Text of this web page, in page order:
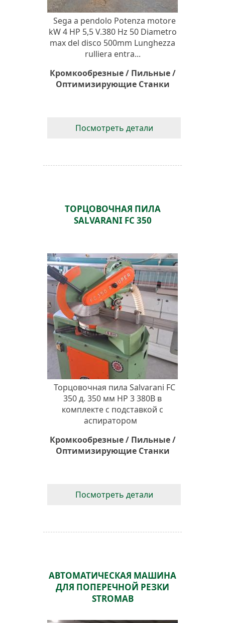
Sega a pendolo Potenza motore
kW 4 HP 5,5 V.380 Hz 50 Diametro
max del disco 500mm Lunghezza
rulliera entra...
Кромкообрезные / Пильные /
Оптимизирующие Станки
Посмотреть детали
ТОРЦОВОЧНАЯ ПИЛА
SALVARANI FC 350
Торцовочная пила Salvarani FC
350 д. 350 мм HP 3 380В в
комплекте с подставкой с
аспиратором
Кромкообрезные / Пильные /
Оптимизирующие Станки
Посмотреть детали
АВТОМАТИЧЕСКАЯ МАШИНА
ДЛЯ ПОПЕРЕЧНОЙ РЕЗКИ
STROMAB